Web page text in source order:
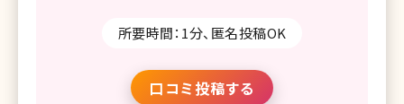
所要時間：1分、匿名投稿OK
口コミ投稿する